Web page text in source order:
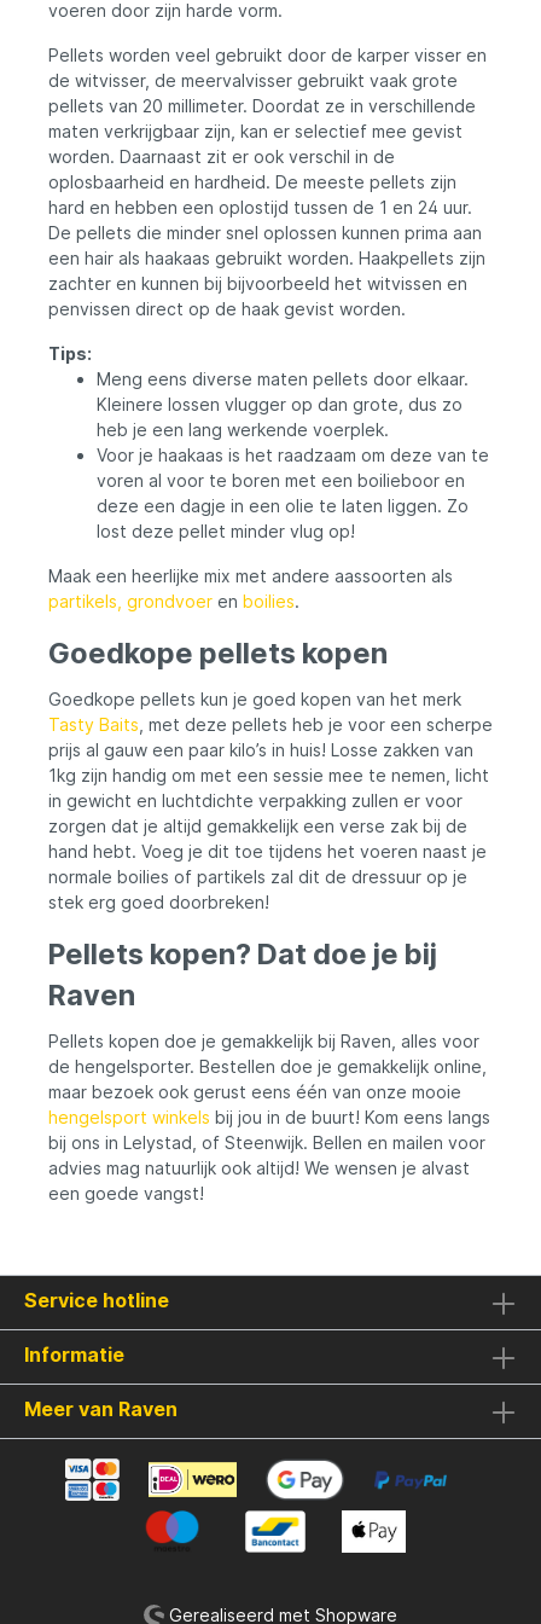
bouwen. De pellets zijn stevig genoeg om
aan de hair te blijven zitten, maar lossen
ook langzaam op in het water, waardoor ze
een langdurige voedselbron vormen. De
Base Halibut pellet is het ideale karper en
meerval aas ! Samenstelling : *Eiwit
30%*Vet 8.7%*Ruwe Celstof 2.4%
voeren door zijn harde vorm.
Pellets worden veel gebruikt door de karper visser en
de witvisser, de meervalvisser gebruikt vaak grote
pellets van 20 millimeter. Doordat ze in verschillende
maten verkrijgbaar zijn, kan er selectief mee gevist
worden. Daarnaast zit er ook verschil in de
oplosbaarheid en hardheid. De meeste pellets zijn
hard en hebben een oplostijd tussen de 1 en 24 uur.
De pellets die minder snel oplossen kunnen prima aan
een hair als haakaas gebruikt worden. Haakpellets zijn
zachter en kunnen bij bijvoorbeeld het witvissen en
penvissen direct op de haak gevist worden.
Tips:
Meng eens diverse maten pellets door elkaar.
Kleinere lossen vlugger op dan grote, dus zo
heb je een lang werkende voerplek.
Voor je haakaas is het raadzaam om deze van te
voren al voor te boren met een boilieboor en
deze een dagje in een olie te laten liggen. Zo
lost deze pellet minder vlug op!
Maak een heerlijke mix met andere aassoorten als
partikels, grondvoer en boilies.
Goedkope pellets kopen
Goedkope pellets kun je goed kopen van het merk
Tasty Baits , met deze pellets heb je voor een scherpe
prijs al gauw een paar kilo’s in huis! Losse zakken van
1kg zijn handig om met een sessie mee te nemen, licht
in gewicht en luchtdichte verpakking zullen er voor
zorgen dat je altijd gemakkelijk een verse zak bij de
hand hebt. Voeg je dit toe tijdens het voeren naast je
normale boilies of partikels zal dit de dressuur op je
stek erg goed doorbreken!
Pellets kopen? Dat doe je bij
Raven
Pellets kopen doe je gemakkelijk bij Raven, alles voor
de hengelsporter. Bestellen doe je gemakkelijk online,
maar bezoek ook gerust eens één van onze mooie
hengelsport winkels bij jou in de buurt! Kom eens langs
bij ons in Lelystad, of Steenwijk. Bellen en mailen voor
advies mag natuurlijk ook altijd! We wensen je alvast
een goede vangst!
Service hotline
Informatie
Meer van Raven
Gerealiseerd met Shopware